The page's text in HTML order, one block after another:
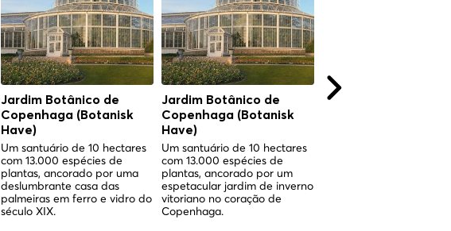
Jardim Botânico de
Copenhaga (Botanisk
Have)
Um santuário de 10 hectares
com 13.000 espécies de
plantas, ancorado por uma
deslumbrante casa das
palmeiras em ferro e vidro do
século XIX.
Jardim Botânico de
Copenhaga (Botanisk
Have)
Um santuário de 10 hectares
com 13.000 espécies de
plantas, ancorado por um
espetacular jardim de inverno
vitoriano no coração de
Copenhaga.
Torvehallerne